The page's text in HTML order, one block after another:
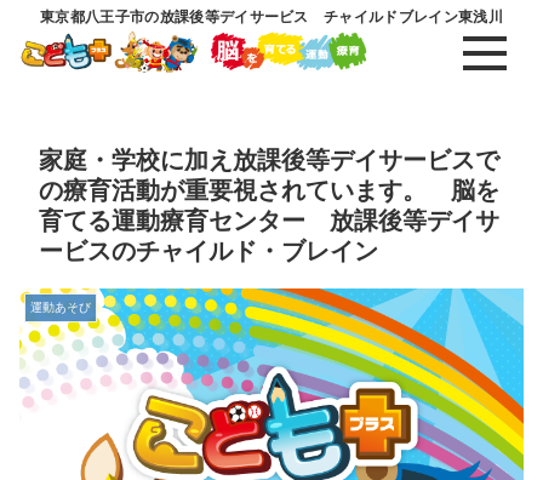
東京都八王子市の放課後等デイサービス チャイルドブレイン東浅川
家庭・学校に加え放課後等デイサービスで
の療育活動が重要視されています。 脳を
育てる運動療育センター 放課後等デイサ
ービスのチャイルド・ブレイン
運動あそび